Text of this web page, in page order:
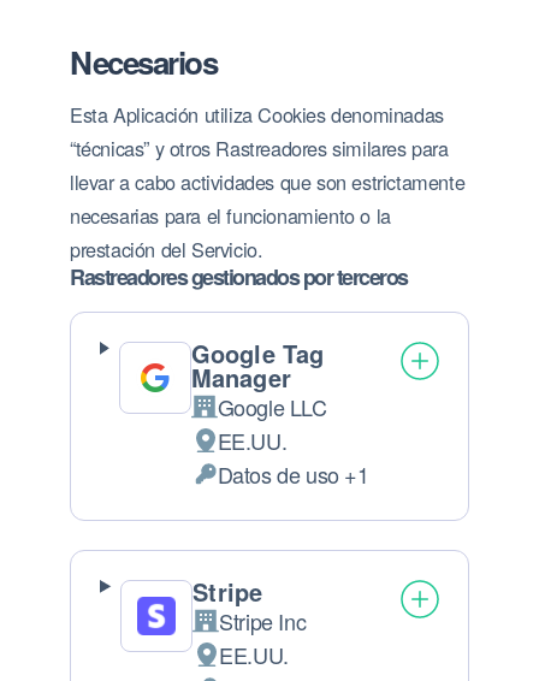
Necesarios
Esta Aplicación utiliza Cookies denominadas
“técnicas” y otros Rastreadores similares para
llevar a cabo actividades que son estrictamente
necesarias para el funcionamiento o la
prestación del Servicio.
Rastreadores gestionados por terceros
Google Tag
Manager
Empresa:
Google LLC
Lugar de tratamiento:
EE.UU.
Datos Personales tratados:
Datos de uso +1
Stripe
Empresa:
Stripe Inc
Lugar de tratamiento:
EE.UU.